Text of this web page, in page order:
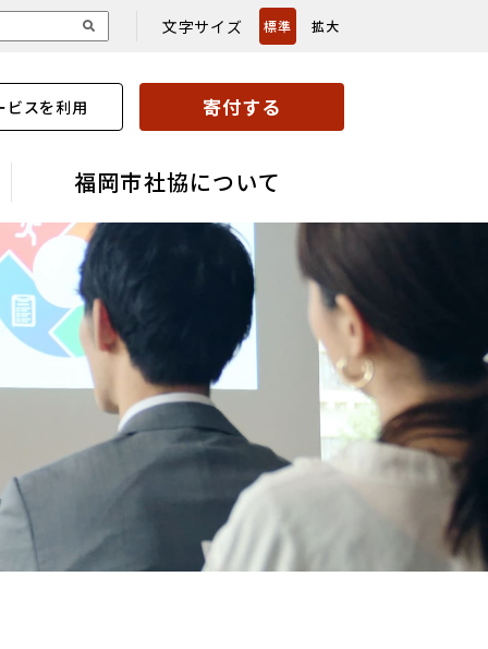
文字サイズ 標準 拡大
ビスを利用 寄付する
福岡市社協について